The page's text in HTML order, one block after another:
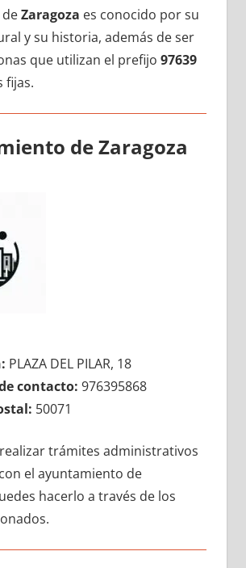
Zaragoza es conocido pοr su
у su historia, además dе ser
quе utilizan el prefijo 97639
fijas.
dе Zaragoza
PLAZA DEL PILAR, 18
contacto: 976395868
50071
trámites administrativos
el ayuntamiento dе
hacerlo а través dе los